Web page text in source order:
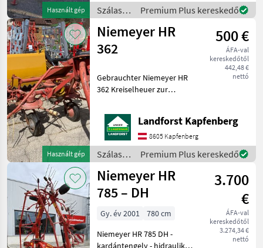
Claas
Kuhn
Fella
Mind a 36
megjelenítése
MARKETPLACE
Marketplace
Kereskedői
ajánlatok
Apróhirdetések
Használt gép
aktuell b
Szálastakarmány
betakarítók
/
Niemeyer
Premium Plus kereskedő
Használt gép
Niemeyer HR
362
500 €
ÁFA-val
kereskedőtől
442,48 €
nettó
Gebrauchter Niemeyer HR
362 Kreiselheuer zur
Privatverkauf !!! Um Ihnen
unnötige Wartezeiten oder
Wegstrecken zu ersparen,
bitten wir
Landforst Kapfenberg
8605 Kapfenberg
Szálastakarmány
betakarítók
/
Niemeyer
Premium Plus kereskedő
Niemeyer HR
785 – DH
3.700
€
ÁFA-val
kereskedőtől
3.274,34 €
nettó
Gy. év 2001
780 cm
Niemeyer HR 785 DH -
kardántengely - hidraulikus